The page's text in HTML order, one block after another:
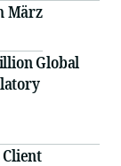
März
Global